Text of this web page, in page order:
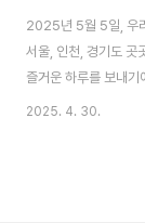
2025년 5월 5일, 우
서울, 인천, 경기도 곳
즐거운 하루를 보내기
경기 지역의 대표 행
~오후 5시장소: 국립
2025. 4. 30.